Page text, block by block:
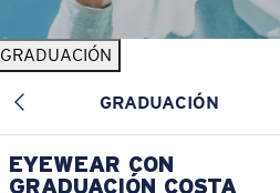
GRADUACIÓN
GRADUACIÓN
EYEWEAR CON
GRADUACIÓN COSTA